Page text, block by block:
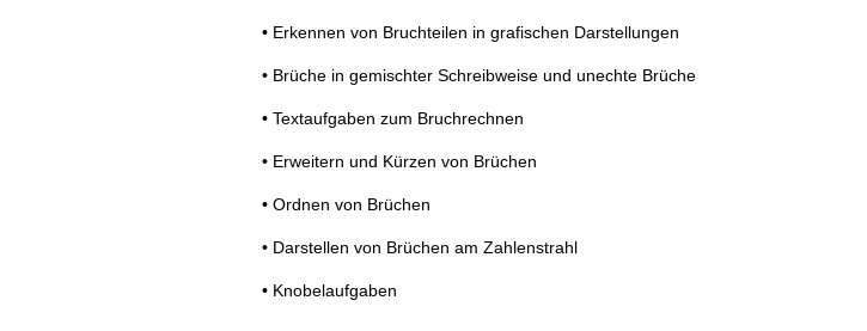
• Erkennen von Bruchteilen in grafischen Darstellungen
• Brüche in gemischter Schreibweise und unechte Brüche
• Textaufgaben zum Bruchrechnen
• Erweitern und Kürzen von Brüchen
• Ordnen von Brüchen
• Darstellen von Brüchen am Zahlenstrahl
• Knobelaufgaben